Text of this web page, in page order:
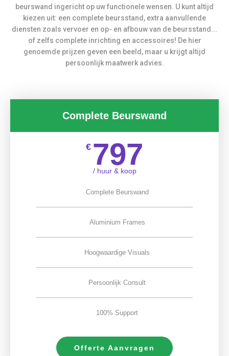
beurswand ingericht op uw functionele wensen. U kunt altijd
kiezen uit: een complete beursstand, extra aanvullende
diensten zoals vervoer en op- en afbouw van de beursstand...
of zelfs complete inrichting en accessoires! De hier
genoemde prijzen geven een beeld, maar u krijgt altijd
persoonlijk maatwerk advies.
Complete Beurswand
€ 797
/ huur & koop
Complete Beurswand
Aluminium Frames
Hoogwaardige Visuals
Persoonlijk Consult
100% Support
Offerte Aanvragen